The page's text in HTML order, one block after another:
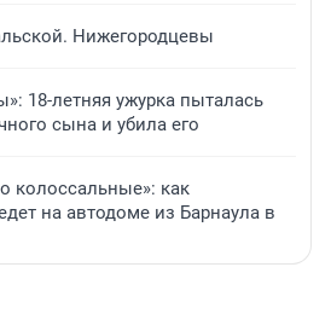
Нижегородцевы
18-летняя ужурка пыталась
сына и убила его
колоссальные»: как
на автодоме из Барнаула в